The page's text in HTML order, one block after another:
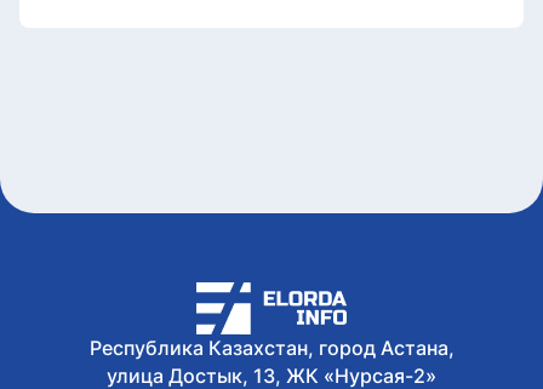
Республика Казахстан, город Астана,
улица Достык, 13, ЖК «Нурсая-2»